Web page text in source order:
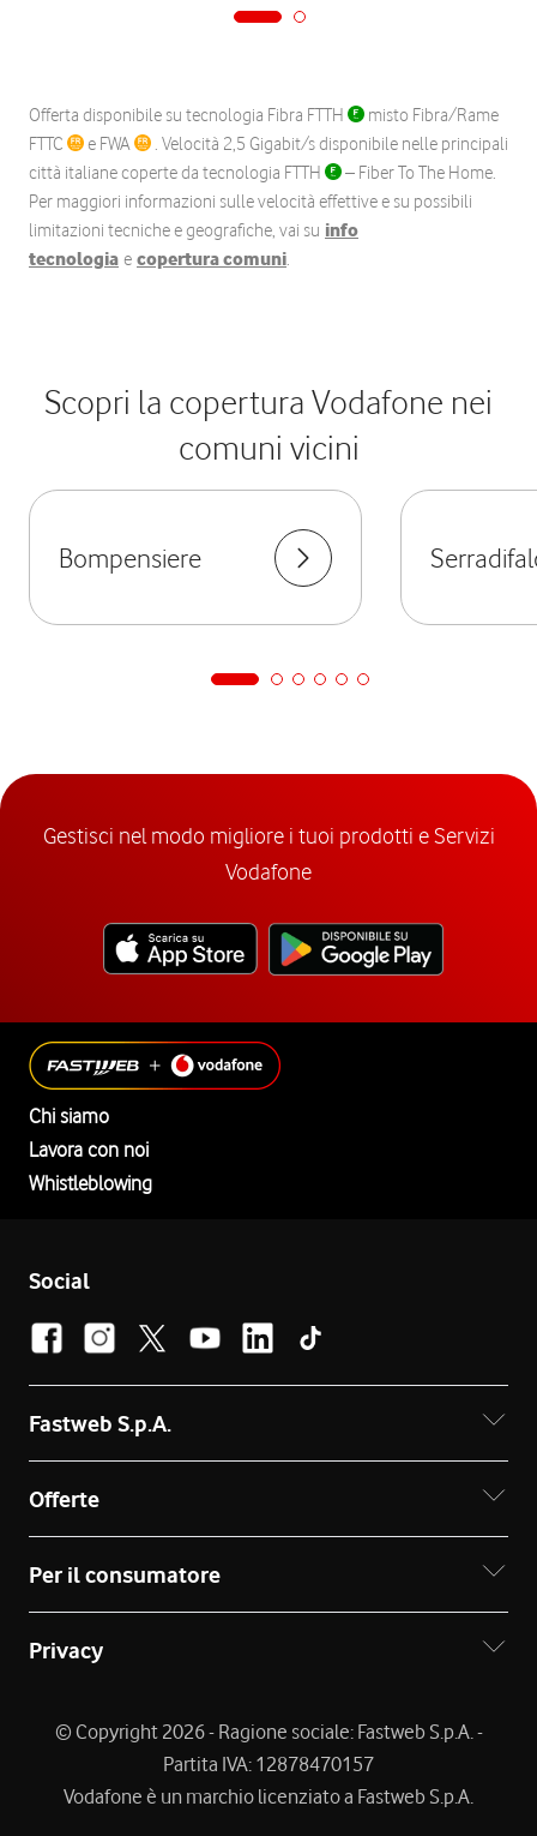
Offerta disponibile su tecnologia Fibra FTTH
misto Fibra/Rame
FTTC
e FWA
. Velocità 2,5 Gigabit/s disponibile nelle principali
città italiane coperte da tecnologia FTTH
– Fiber To The Home.
Per maggiori informazioni sulle velocità effettive e su possibili
limitazioni tecniche e geografiche, vai su info
tecnologia e copertura comuni.
Scopri la copertura Vodafone nei
comuni vicini
Bompensiere
Gestisci nel modo migliore i tuoi prodotti e Servizi
Vodafone
Chi siamo
Lavora con noi
Whistleblowing
Social
Fastweb S.p.A.
Offerte
Per il consumatore
Privacy
© Copyright 2026 - Ragione sociale: Fastweb S.p.A. -
Partita IVA: 12878470157
Vodafone è un marchio licenziato a Fastweb S.p.A.